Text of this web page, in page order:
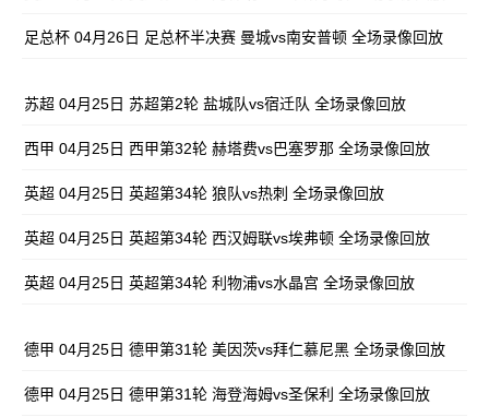
足总杯 04月26日 足总杯半决赛 曼城vs南安普顿 全场录像回放
苏超 04月25日 苏超第2轮 盐城队vs宿迁队 全场录像回放
西甲 04月25日 西甲第32轮 赫塔费vs巴塞罗那 全场录像回放
英超 04月25日 英超第34轮 狼队vs热刺 全场录像回放
英超 04月25日 英超第34轮 西汉姆联vs埃弗顿 全场录像回放
英超 04月25日 英超第34轮 利物浦vs水晶宫 全场录像回放
德甲 04月25日 德甲第31轮 美因茨vs拜仁慕尼黑 全场录像回放
德甲 04月25日 德甲第31轮 海登海姆vs圣保利 全场录像回放